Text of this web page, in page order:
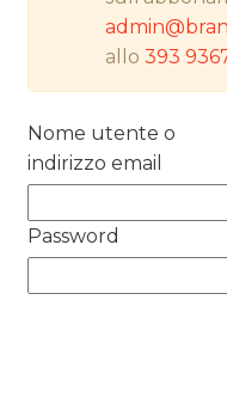
NORMATIVE
CASE HISTORY
allo393
Nome utente o
indirizzo email
Password